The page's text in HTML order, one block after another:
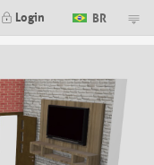
Login BR